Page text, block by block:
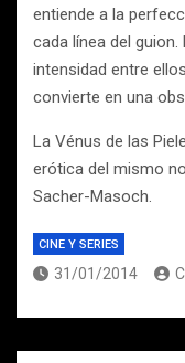
entiende a la
cada línea del
intensidad entre
convierte en una
La Vénus de las
erótica del mismo
Sacher-Masoch.
CINE Y SERIES
31/01/2014